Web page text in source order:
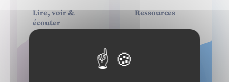
Lire, voir &
écouter
Ressources